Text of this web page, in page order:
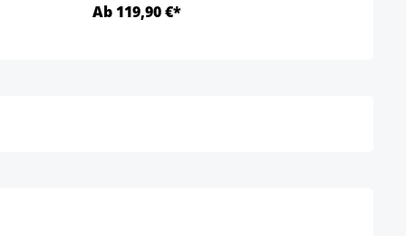
Ab 119,90 €*